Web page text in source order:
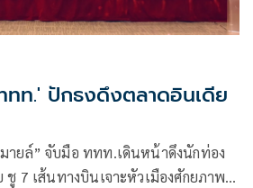
ท.' ปักธงดึงตลาดอินเดีย
ายล์” จับมือ ททท.เดินหน้าดึงนักท่อง
ชู 7 เส้นทางบินเจาะหัวเมืองศักยภาพ